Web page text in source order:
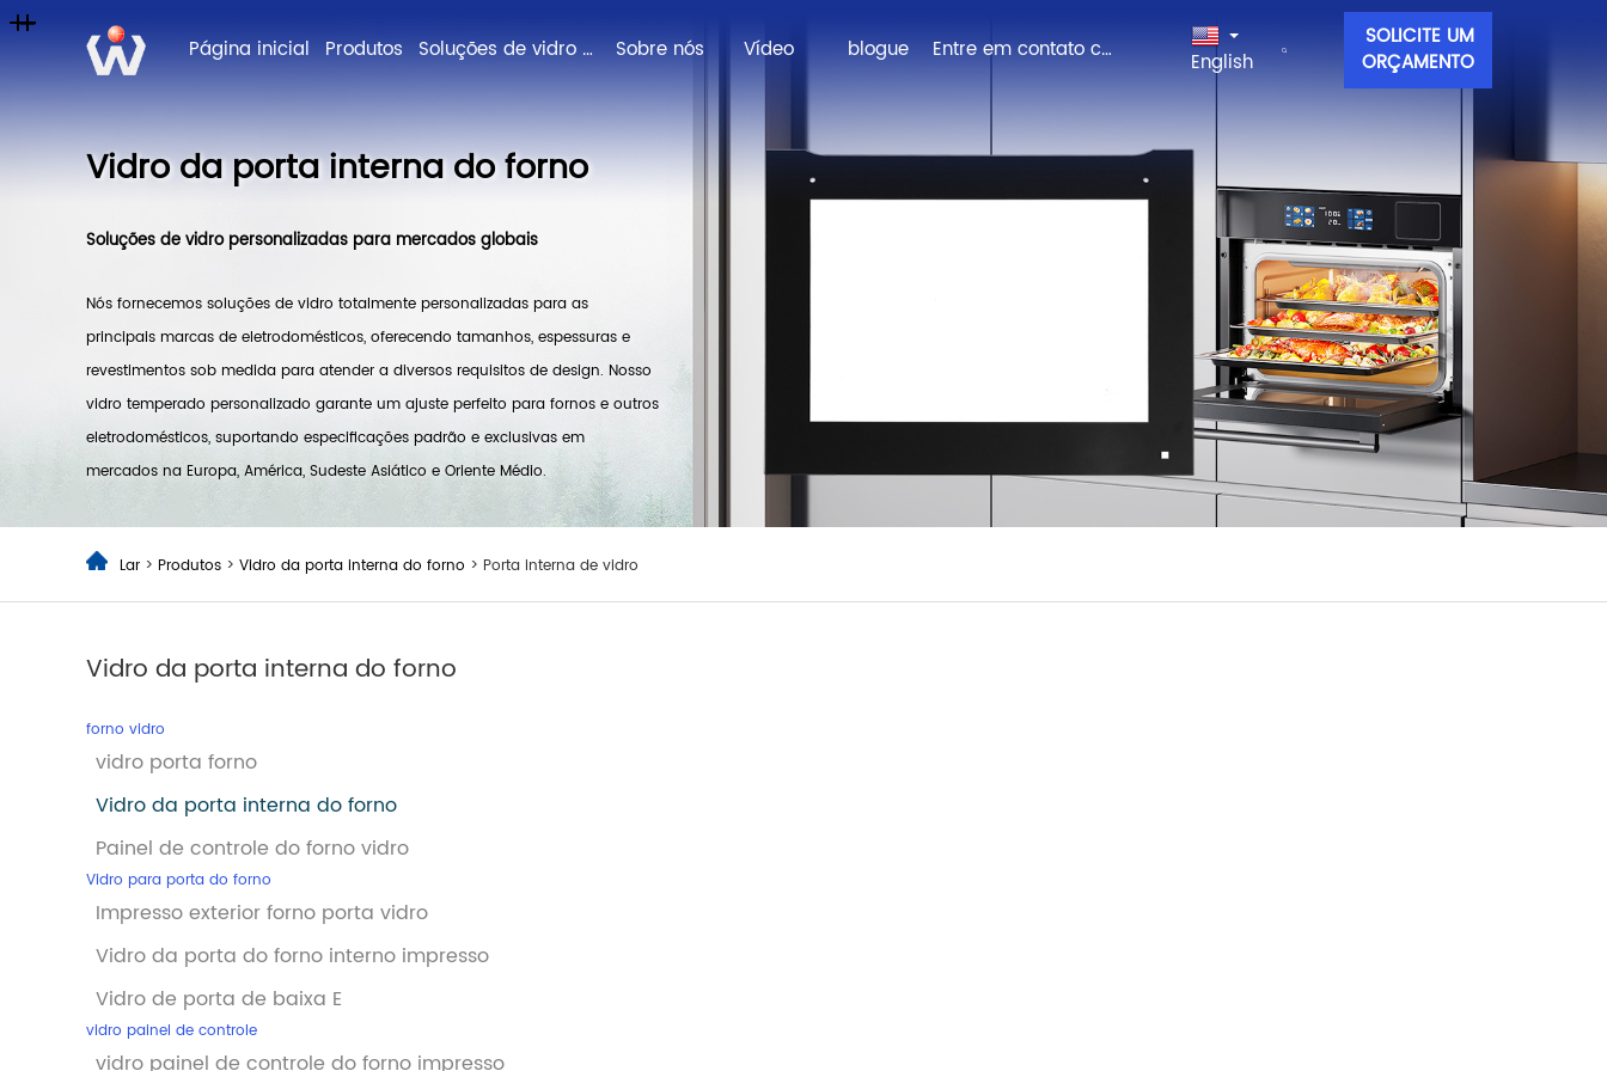
Página inicial Produtos Soluções de vidro personalizadas Sobre nós Vídeo blogue Entre em contato conosco English
SOLICITE UM
ORÇAMENTO
Vidro da porta interna do forno
Soluções de vidro personalizadas para mercados globais
Nós fornecemos soluções de vidro totalmente personalizadas para as
principais marcas de eletrodomésticos, oferecendo tamanhos, espessuras e
revestimentos sob medida para atender a diversos requisitos de design. Nosso
vidro temperado personalizado garante um ajuste perfeito para fornos e outros
eletrodomésticos, suportando especificações padrão e exclusivas em
mercados na Europa, América, Sudeste Asiático e Oriente Médio.
Lar > Produtos > Vidro da porta interna do forno > Porta interna de vidro
Vidro da porta interna do forno
forno vidro
vidro porta forno
Vidro da porta interna do forno
Painel de controle do forno vidro
Vidro para porta do forno
Impresso exterior forno porta vidro
Vidro da porta do forno interno impresso
Vidro de porta de baixa E
vidro painel de controle
vidro painel de controle do forno impresso